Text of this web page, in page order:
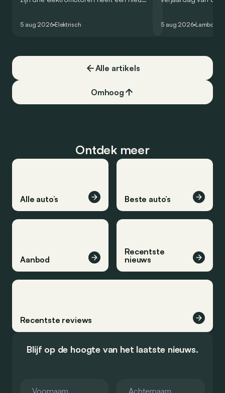
5 aug 2026 Elektrisch
algemeen wordt
5 aug 2026
Alle artikels
Omhoog
Ontdek meer
Alle auto’s Beste auto’s
Aanbod
Recentste
nieuws
Recentste reviews
Blijf op de hoogte van het laatste nieuws.